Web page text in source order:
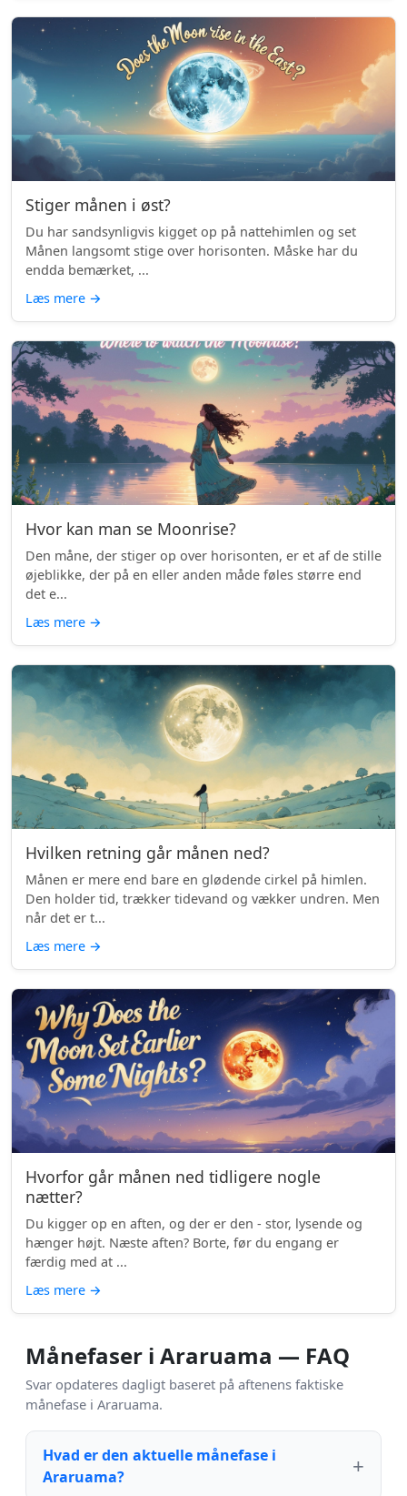
Stiger månen i øst?
Du har sandsynligvis kigget op på nattehimlen og set
Månen langsomt stige over horisonten. Måske har du
endda bemærket, ...
Læs mere →
Hvor kan man se Moonrise?
Den måne, der stiger op over horisonten, er et af de stille
øjeblikke, der på en eller anden måde føles større end
det e...
Læs mere →
Hvilken retning går månen ned?
Månen er mere end bare en glødende cirkel på himlen.
Den holder tid, trækker tidevand og vækker undren. Men
når det er t...
Læs mere →
Hvorfor går månen ned tidligere nogle
nætter?
Du kigger op en aften, og der er den - stor, lysende og
hænger højt. Næste aften? Borte, før du engang er
færdig med at ...
Læs mere →
Månefaser i Araruama — FAQ
Svar opdateres dagligt baseret på aftenens faktiske
månefase i Araruama.
Hvad er den aktuelle månefase i
Araruama?